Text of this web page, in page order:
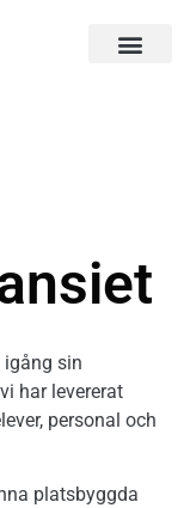
sin
har levererat
personal och
platsbyggda